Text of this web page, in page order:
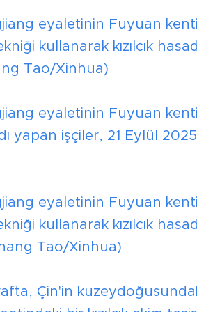
eyaletinin Fuyuan
kullanarak kızılcık
Tao/Xinhua)
eyaletinin Fuyuan
yapan işçiler, 21 Eylül
eyaletinin Fuyuan
kullanarak kızılcık
Tao/Xinhua)
Çin'in